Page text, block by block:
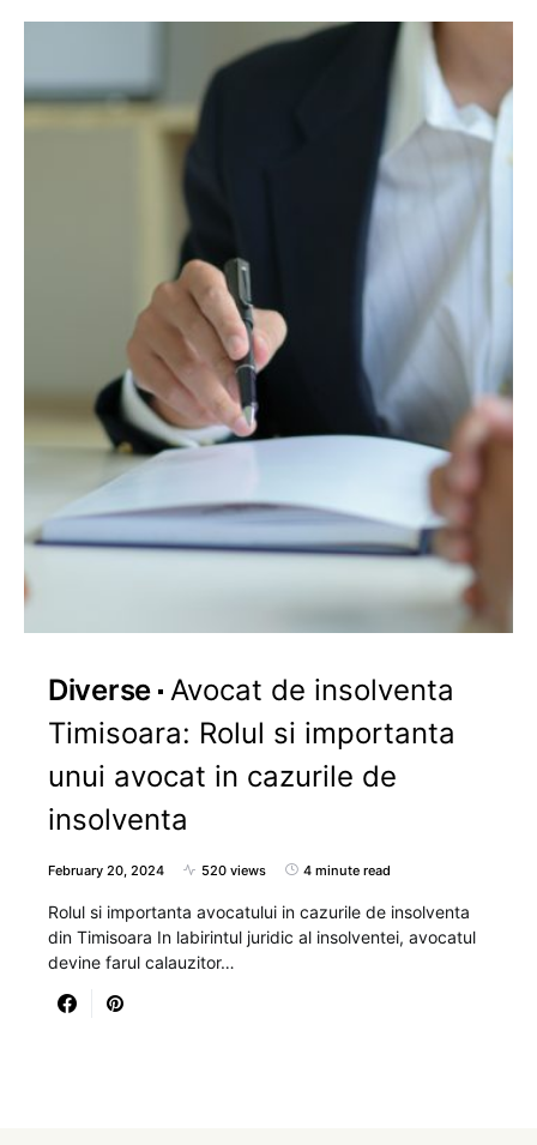
Diverse Avocat de insolventa
Timisoara: Rolul si importanta
unui avocat in cazurile de
insolventa
February 20, 2024 520 views 4 minute read
Rolul si importanta avocatului in cazurile de insolventa
din Timisoara In labirintul juridic al insolventei, avocatul
devine farul calauzitor…